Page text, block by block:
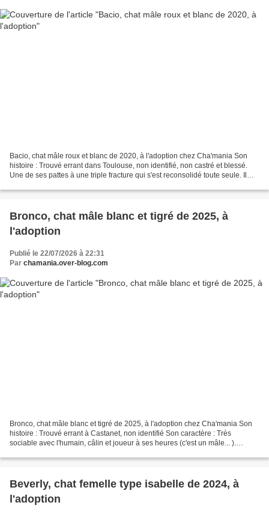
Bacio, chat mâle roux et blanc de 2020, à l'adoption chez Cha'mania Son
histoire : Trouvé errant dans Toulouse, non identifié, non castré et blessé.
Une de ses pattes à une triple fracture qui s'est reconsolidé toute seule. Il
Bronco, chat mâle blanc et tigré de 2025, à
l'adoption
Publié le 22/07/2026 à 22:31
Par chamania.over-blog.com
Bronco, chat mâle blanc et tigré de 2025, à l'adoption chez Cha'mania Son
histoire : Trouvé errant à Castanet, non identifié Son caractère : Très
sociable avec l'humain, câlin et joueur à ses heures (c'est un mâle... ).
Beverly, chat femelle type isabelle de 2024, à
l'adoption